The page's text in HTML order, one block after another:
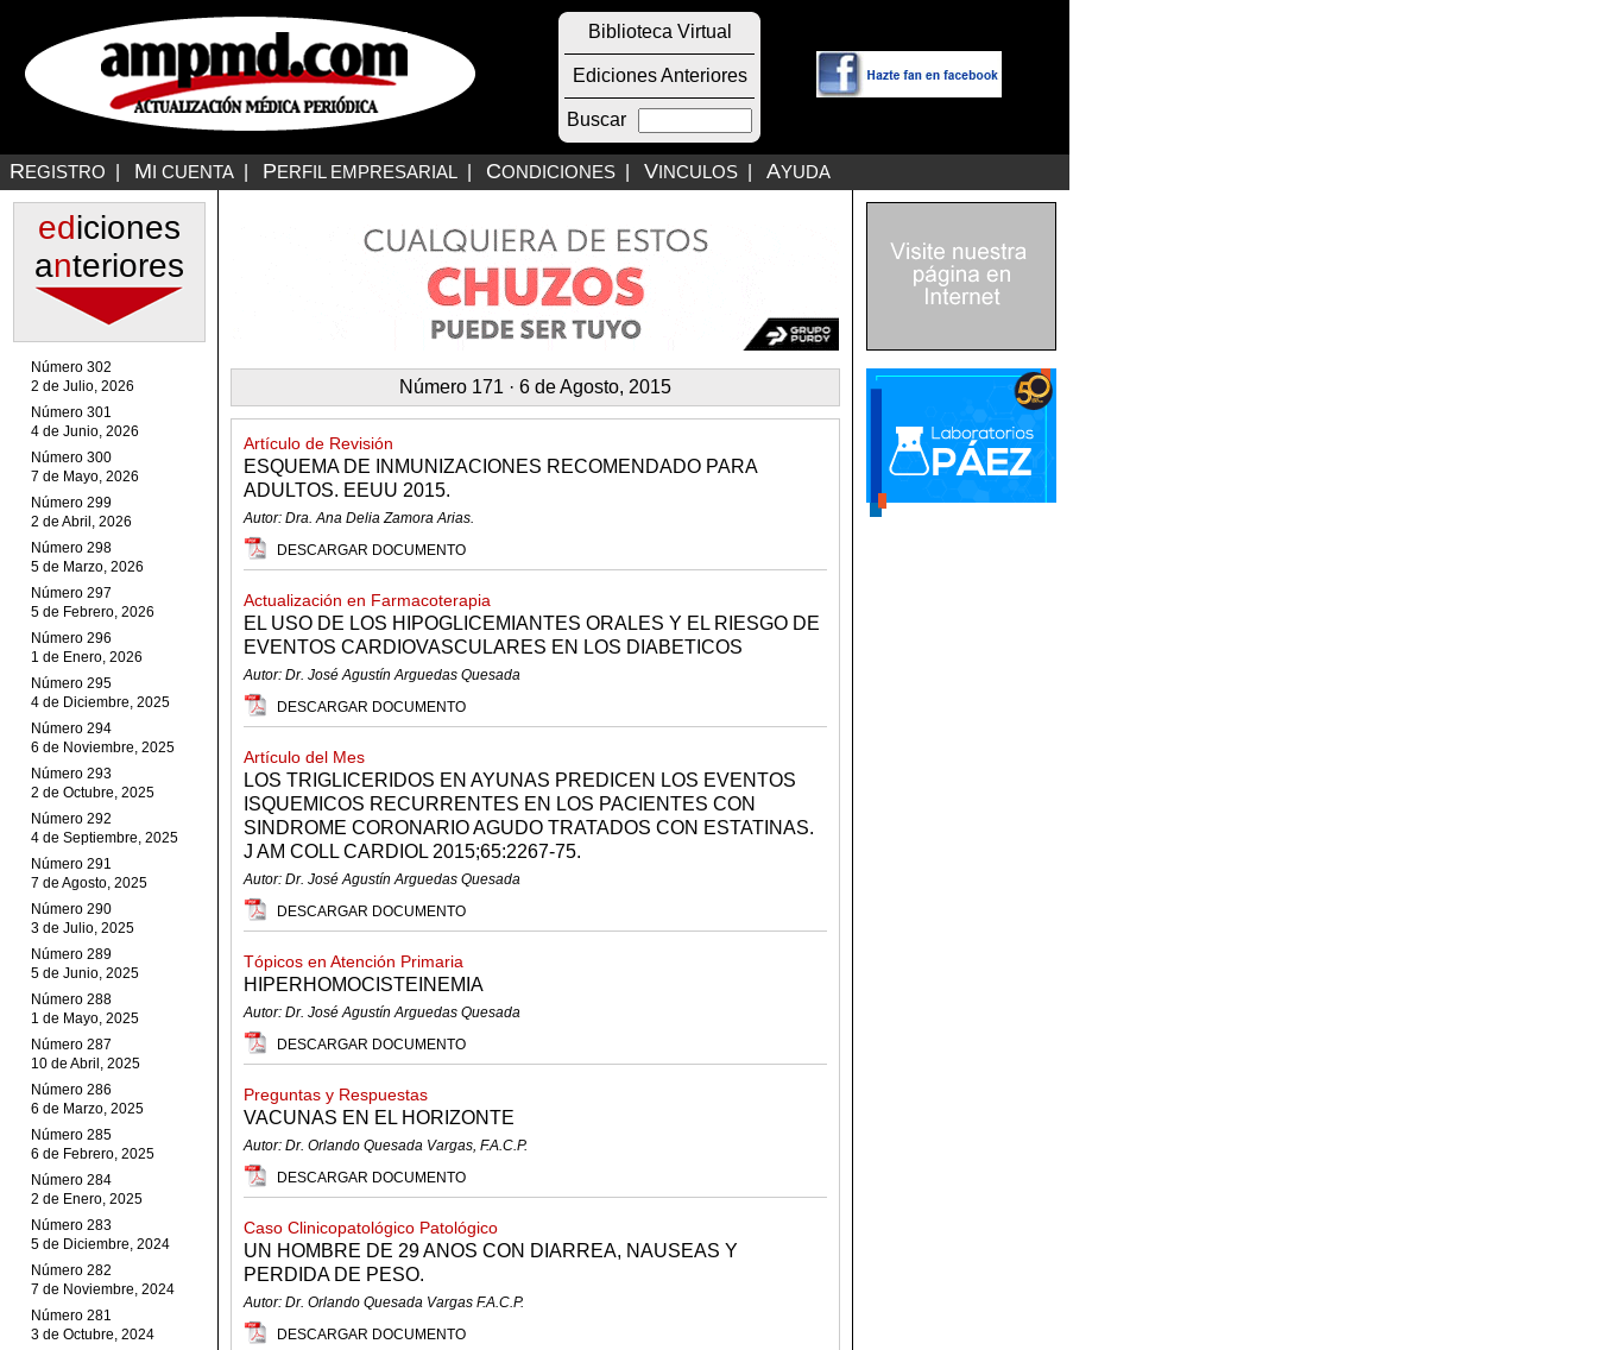
Biblioteca Virtual
Ediciones Anteriores
Buscar
REGISTRO MI CUENTA PERFIL EMPRESARIAL CONDICIONES VINCULOS AYUDA
ediciones
anteriores
Número 302
2 de Julio, 2026
Número 301
4 de Junio, 2026
Número 300
7 de Mayo, 2026
Número 299
2 de Abril, 2026
Número 298
5 de Marzo, 2026
Número 297
5 de Febrero, 2026
Número 296
1 de Enero, 2026
Número 295
4 de Diciembre, 2025
Número 294
6 de Noviembre, 2025
Número 293
2 de Octubre, 2025
Número 292
4 de Septiembre, 2025
Número 291
7 de Agosto, 2025
Número 290
3 de Julio, 2025
Número 289
5 de Junio, 2025
Número 288
1 de Mayo, 2025
Número 287
10 de Abril, 2025
Número 286
6 de Marzo, 2025
Número 285
6 de Febrero, 2025
Número 284
2 de Enero, 2025
Número 283
5 de Diciembre, 2024
Número 282
7 de Noviembre, 2024
Número 281
3 de Octubre, 2024
Número 171 · 6 de Agosto, 2015
Artículo de Revisión
ESQUEMA DE INMUNIZACIONES RECOMENDADO PARA
ADULTOS. EEUU 2015.
Autor: Dra. Ana Delia Zamora Arias.
DESCARGAR DOCUMENTO
Actualización en Farmacoterapia
EL USO DE LOS HIPOGLICEMIANTES ORALES Y EL RIESGO DE
EVENTOS CARDIOVASCULARES EN LOS DIABETICOS
Autor: Dr. José Agustín Arguedas Quesada
DESCARGAR DOCUMENTO
Artículo del Mes
LOS TRIGLICERIDOS EN AYUNAS PREDICEN LOS EVENTOS
ISQUEMICOS RECURRENTES EN LOS PACIENTES CON
SINDROME CORONARIO AGUDO TRATADOS CON ESTATINAS.
J AM COLL CARDIOL 2015;65:2267-75.
Autor: Dr. José Agustín Arguedas Quesada
DESCARGAR DOCUMENTO
Tópicos en Atención Primaria
HIPERHOMOCISTEINEMIA
Autor: Dr. José Agustín Arguedas Quesada
DESCARGAR DOCUMENTO
Preguntas y Respuestas
VACUNAS EN EL HORIZONTE
Autor: Dr. Orlando Quesada Vargas, F.A.C.P.
DESCARGAR DOCUMENTO
Caso Clinicopatológico Patológico
UN HOMBRE DE 29 ANOS CON DIARREA, NAUSEAS Y
PERDIDA DE PESO.
Autor: Dr. Orlando Quesada Vargas F.A.C.P.
DESCARGAR DOCUMENTO